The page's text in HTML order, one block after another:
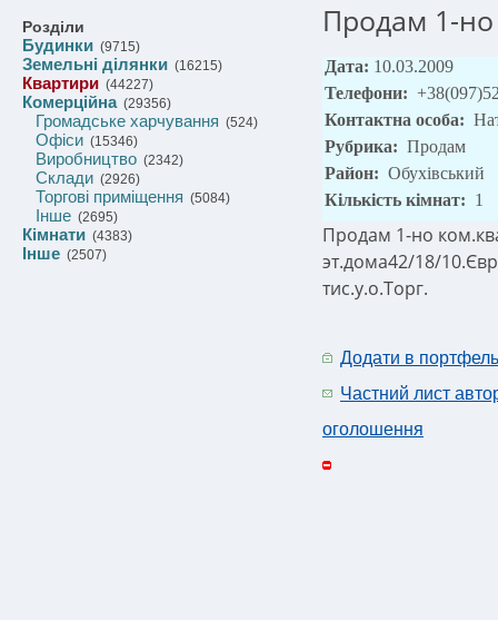
Розділи
Будинки (9715)
Земельні ділянки (16215)
Квартири (44227)
Комерційна(29356)
Громадське харчування (524)
Офіси (15346)
Виробництво (2342)
Склади (2926)
Торгові приміщення (5084)
Інше (2695)
Кімнати (4383)
Інше (2507)
Продам 1-но
Дата: 10.03.2009
Телефони:
Контактна особа:
Рубрика: Продам
Район: Обухівський
Кількість кімнат: 1
Продам 1-но
эт.дома42/18/
тис.у.о.Торг.
Додати в портфель
Частний лист
оголошення